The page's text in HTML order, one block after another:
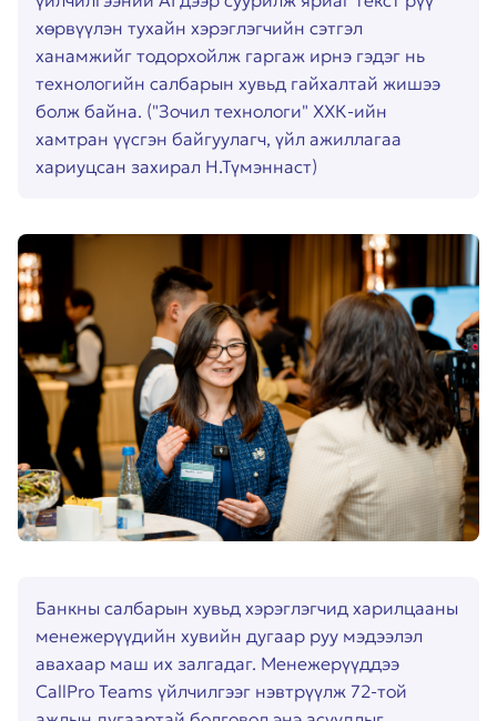
хөрвүүлэн тухайн хэрэглэгчийн сэтгэл
ханамжийг тодорхойлж гаргаж ирнэ гэдэг нь
технологийн салбарын хувьд гайхалтай жишээ
болж байна. ("Зочил технологи" ХХК-ийн
хамтран үүсгэн байгуулагч, үйл ажиллагаа
хариуцсан захирал Н.Түмэннаст)
Банкны салбарын хувьд хэрэглэгчид харилцааны
менежерүүдийн хувийн дугаар руу мэдээлэл
авахаар маш их залгадаг. Менежерүүддээ
CallPro Teams үйлчилгээг нэвтрүүлж 72-той